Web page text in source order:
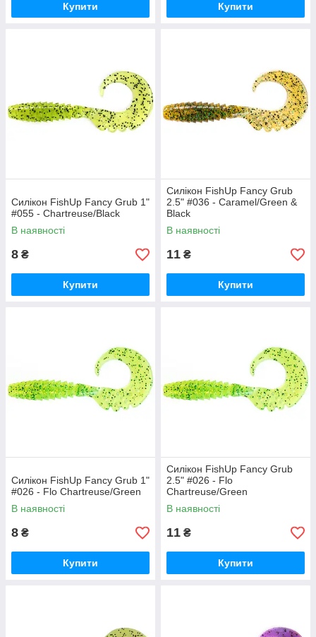
Купити Купити
Силікон FishUp Fancy Grub 1"
#055 - Chartreuse/Black
В наявності
8 ₴
Купити
Силікон FishUp Fancy Grub
2.5" #036 - Caramel/Green &
Black
В наявності
11 ₴
Купити
Силікон FishUp Fancy Grub 1"
#026 - Flo Chartreuse/Green
В наявності
8 ₴
Купити
Силікон FishUp Fancy Grub
2.5" #026 - Flo
Chartreuse/Green
В наявності
11 ₴
Купити